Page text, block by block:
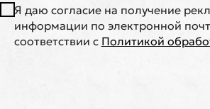
Я даю согласие на получение
информации по электронной
соответствии с Политикой